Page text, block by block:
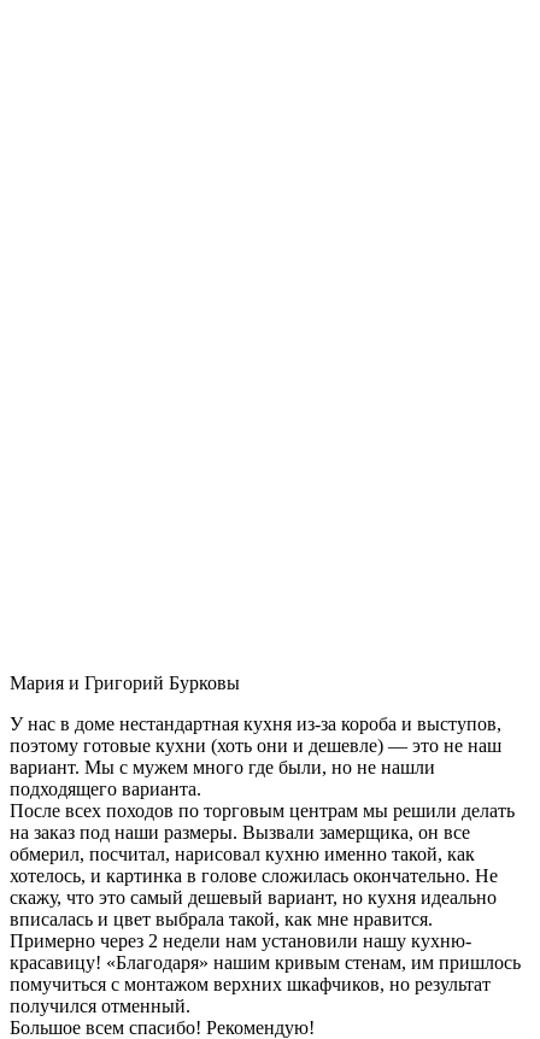
Мария и Григорий Бурковы
У нас в доме нестандартная кухня из-за короба и выступов,
поэтому готовые кухни (хоть они и дешевле) — это не наш
вариант. Мы с мужем много где были, но не нашли
подходящего варианта.
После всех походов по торговым центрам мы решили делать
на заказ под наши размеры. Вызвали замерщика, он все
обмерил, посчитал, нарисовал кухню именно такой, как
хотелось, и картинка в голове сложилась окончательно. Не
скажу, что это самый дешевый вариант, но кухня идеально
вписалась и цвет выбрала такой, как мне нравится.
Примерно через 2 недели нам установили нашу кухню-
красавицу! «Благодаря» нашим кривым стенам, им пришлось
помучиться с монтажом верхних шкафчиков, но результат
получился отменный.
Большое всем спасибо! Рекомендую!